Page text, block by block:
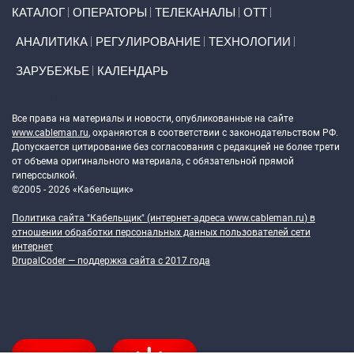
КАТАЛОГ ОПЕРАТОРЫ ТЕЛЕКАНАЛЫ ОТТ
АНАЛИТИКА РЕГУЛИРОВАНИЕ ТЕХНОЛОГИИ
ЗАРУБЕЖЬЕ КАЛЕНДАРЬ
Все права на материалы и новости, опубликованные на сайте
www.cableman.ru, охраняются в соответствии с законодательством РФ.
Допускается цитирование без согласования с редакцией не более трети
от объема оригинального материала, с обязательной прямой
гиперссылкой.
©2005 - 2026 «Кабельщик»
Политика сайта "Кабельщик" (интернет-адреса www.cableman.ru) в
отношении обработки персональных данных пользователей сети
интернет
DrupalCoder — поддержка сайта c 2017 года